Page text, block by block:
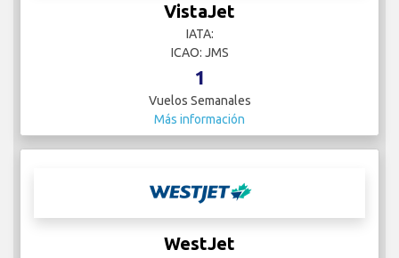
VistaJet
IATA:
ICAO: JMS
1
Vuelos Semanales
Más información
WestJet